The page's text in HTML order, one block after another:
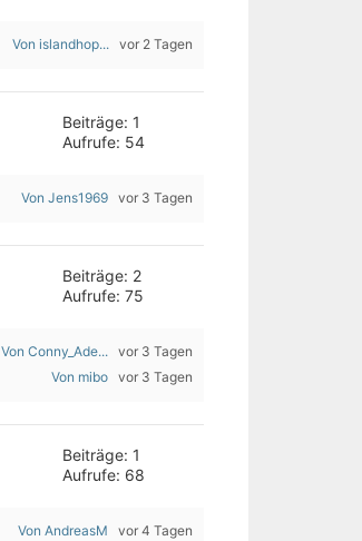
Von islandhop... vor 2 Tagen
Beiträge: 1
Aufrufe: 54
Von Jens1969 vor 3 Tagen
Beiträge: 2
Aufrufe: 75
Von Conny_Ade... vor 3 Tagen
Von mibo vor 3 Tagen
Beiträge: 1
Aufrufe: 68
Von AndreasM vor 4 Tagen